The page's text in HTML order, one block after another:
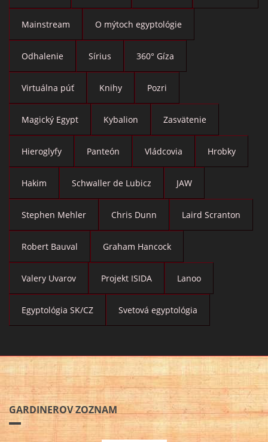
Mainstream O mýtoch egyptológie
Odhalenie Sírius 360° Gíza
Virtuálna púť Knihy Pozri
Magický Egypt Kybalion Zasvätenie
Hieroglyfy Panteón Vládcovia Hrobky
Hakim Schwaller de Lubicz JAW
Stephen Mehler Chris Dunn Laird Scranton
Robert Bauval Graham Hancock
Valery Uvarov Projekt ISIDA Lanoo
Egyptológia SK/CZ Svetová egyptológia
GARDINEROV ZOZNAM